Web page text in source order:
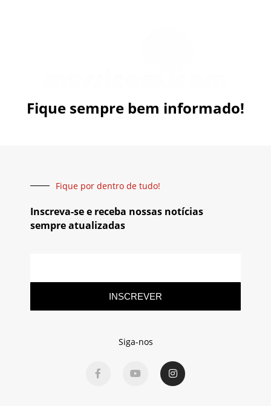
Fique sempre bem informado!
Fique por dentro de tudo!
Inscreva-se e receba nossas notícias
sempre atualizadas
INSCREVER
Siga-nos